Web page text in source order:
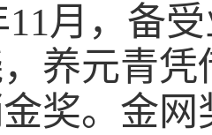
11月，备
养元青
奖。金